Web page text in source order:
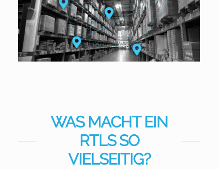
WAS MACHT EIN
RTLS SO
VIELSEITIG?